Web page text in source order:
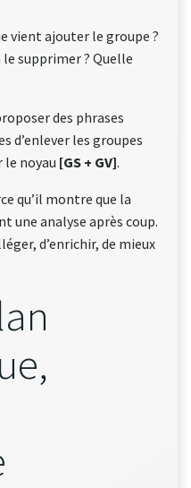
vient ajouter le groupe ?
supprimer ? Quelle
des phrases
d’enlever les groupes
noyau [GS + GV].
qu’il montre que la
une analyse après coup.
d’enrichir, de mieux